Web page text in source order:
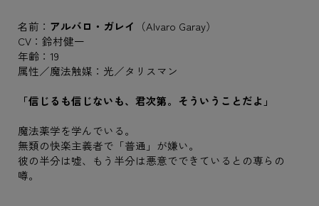
名前： アルバロ・ガレイ
（Alvaro Garay）
CV：鈴村健一
年齢：19
属性／魔法触媒：光／タリスマン
「信じるも信じないも、君次第。そういうことだよ」
魔法薬学を学んでいる。
無類の快楽主義者で「普通」が嫌い。
彼の半分は嘘、もう半分は悪意でできているとの専らの
噂。